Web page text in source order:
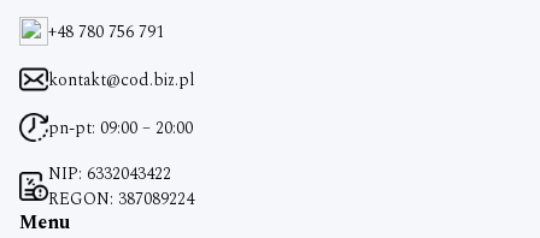
+48 780 756 791
kontakt@cod.biz.pl
pn-pt: 09:00 – 20:00
NIP: 6332043422
REGON: 387089224
Menu